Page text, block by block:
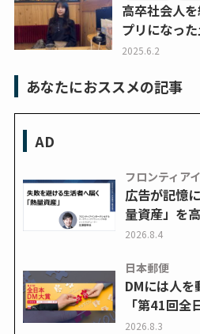
高卒社会人
プリになっ
2025.6.2
あなたにおススメの記事
AD
フロンティア
広告が記憶
量資産」を
2026.8.4
日本郵便
DMには人を
「第41回全
2026.8.3